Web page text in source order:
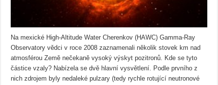
Na mexické High-Altitude Water Cherenkov (HAWC) Gamma-Ray
Observatory vědci v roce 2008 zaznamenali několik stovek km nad
atmosférou Země nečekaně vysoký výskyt pozitronů. Kde se tyto
částice vzaly? Nabízela se dvě hlavní vysvětlení. Podle prvního z
nich zdrojem byly nedaleké pulzary (tedy rychle rotující neutronové